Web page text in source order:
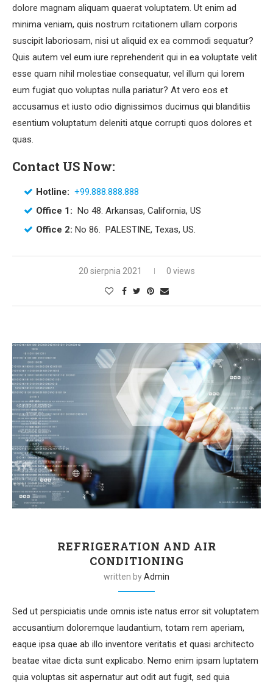
dolore magnam aliquam quaerat voluptatem. Ut enim ad
minima veniam, quis nostrum rcitationem ullam corporis
suscipit laboriosam, nisi ut aliquid ex ea commodi sequatur?
Quis autem vel eum iure reprehenderit qui in ea voluptate velit
esse quam nihil molestiae consequatur, vel illum qui lorem
eum fugiat quo voluptas nulla pariatur? At vero eos et
accusamus et iusto odio dignissimos ducimus qui blanditiis
esentium voluptatum deleniti atque corrupti quos dolores et
quas.
Contact US Now:
Hotline: +99.888.888.888
Office 1: No 48. Arkansas, California, US
Office 2: No 86. PALESTINE, Texas, US.
20 sierpnia 2021 0 views
REFRIGERATION AND AIR
CONDITIONING
written byAdmin
Sed ut perspiciatis unde omnis iste natus error sit voluptatem
accusantium doloremque laudantium, totam rem aperiam,
eaque ipsa quae ab illo inventore veritatis et quasi architecto
beatae vitae dicta sunt explicabo. Nemo enim ipsam luptatem
quia voluptas sit aspernatur aut odit aut fugit, sed quia